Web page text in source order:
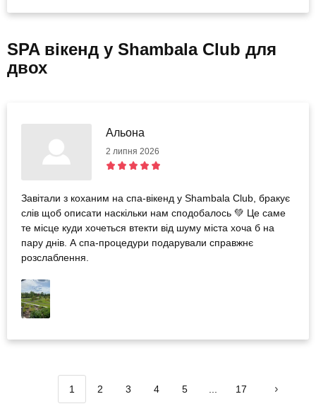
SPA вікенд у Shambala Club для
двох
Альона
2 липня 2026
Завітали з коханим на спа-вікенд у Shambala Club, бракує
слів щоб описати наскільки нам сподобалось 💚 Це саме
те місце куди хочеться втекти від шуму міста хоча б на
пару днів. А спа-процедури подарували справжнє
розслаблення.
1 2 3 4 5 17